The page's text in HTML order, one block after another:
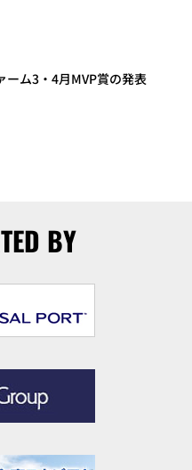
ーム3・4月MVP賞の発表
BY